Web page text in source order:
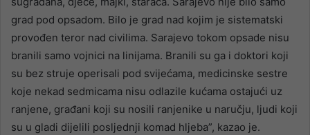
grad pod opsadom. Bilo je grad nad kojim je sistematski
provođen teror nad civilima. Sarajevo tokom opsade nisu
branili samo vojnici na linijama. Branili su ga i doktori koji
su bez struje operisali pod svijećama, medicinske sestre
koje nekad sedmicama nisu odlazile kućama ostajući uz
ranjene, građani koji su nosili ranjenike u naručju, ljudi koji
su u gladi dijelili posljednji komad hljeba”, kazao je.